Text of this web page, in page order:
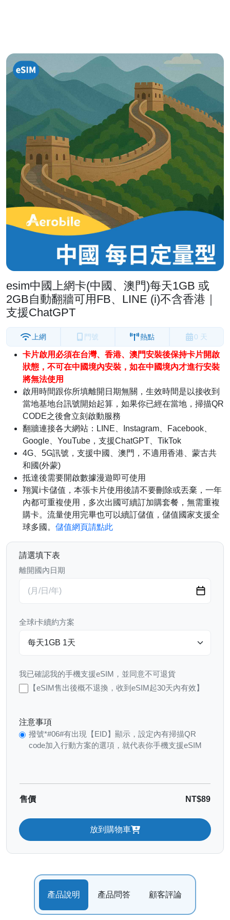
esim中國上網卡(中國、澳門)每天1GB 或
2GB自動翻牆可用FB、LINE (i)不含香港｜
支援ChatGPT
上網 門號 熱點 0 天
卡片啟用必須在台灣、香港、澳門安裝後保持卡片開啟
狀態，不可在中國境內安裝，如在中國境內才進行安裝
將無法使用
啟用時間跟你所填離開日期無關，生效時間是以接收到
當地基地台訊號開始起算，如果你已經在當地，掃描QR
CODE之後會立刻啟動服務
翻牆連接各大網站：LINE、Instagram、Facebook、
Google、YouTube，支援ChatGPT、TikTok
4G、5G訊號，支援中國、澳門，不適用香港、蒙古共
和國(外蒙)
抵達後需要開啟數據漫遊即可使用
翔翼i卡儲值，本張卡片使用後請不要刪除或丟棄，一年
內都可重複使用，多次出國可續訂加購套餐，無需重複
購卡。流量使用完畢也可以續訂儲值，儲值國家支援全
球多國。 儲值網頁請點此
請選填下表
離開國內日期
全球i卡續約方案
我已確認我的手機支援eSIM，並同意不可退貨
【eSIM售出後概不退換，收到eSIM起30天內有效】
注意事項
撥號*#06#有出現【EID】顯示，設定內有掃描QR
code加入行動方案的選項，就代表你手機支援eSIM
售價 NT$89
放到購物車
產品說明 產品問答 顧客評論